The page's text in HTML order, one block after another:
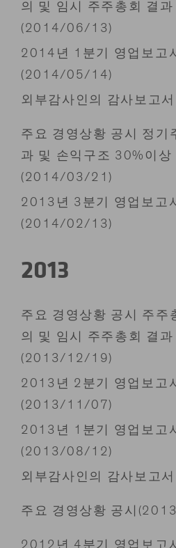
의 및 임시 주주총회 결과
(2014/06/13)
2014년 1분기 영업보고
(2014/05/14)
외부감사인의 감사보고서
주요 경영상황 공시 정기
과 및 손익구조 30%이상
(2014/03/21)
2013년 3분기 영업보고
(2014/02/13)
2013
주요 경영상황 공시 주주
의 및 임시 주주총회 결과
(2013/12/19)
2013년 2분기 영업보고
(2013/11/07)
2013년 1분기 영업보고
(2013/08/12)
외부감사인의 감사보고서
주요 경영상황 공시
2012년 4분기 영업보고